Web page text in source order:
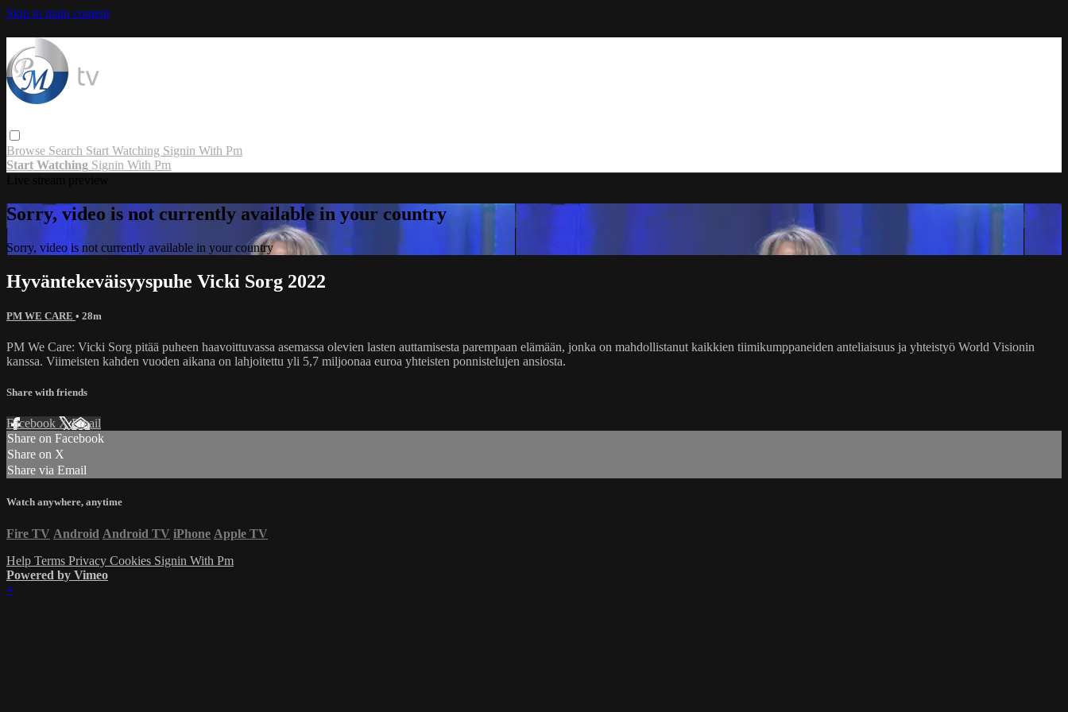
Skip to main content
Browse Search Start Watching Signin With Pm
Start Watching Signin With Pm
Sorry, video is not currently available in your country
Sorry, video is not currently available in your country
Hyväntekeväisyyspuhe Vicki Sorg 2022
PM WE CARE • 28m
PM We Care: Vicki Sorg pitää puheen haavoittuvassa asemassa olevien lasten auttamisesta parempaan elämään, jonka on mahdollistanut kaikkien tiimikumppaneiden anteliaisuus ja yhteistyö World Visionin
kanssa. Viimeisten kahden vuoden aikana on lahjoitettu yli 5,7 miljoonaa euroa yhteisten ponnistelujen ansiosta.
Share with friends
Facebook XEmail
Share on Facebook
Share on X
Share via Email
Watch anywhere, anytime
Fire TV Android Android TV iPhone Apple TV
Help Terms Privacy Cookies Signin With Pm
Powered by Vimeo
×